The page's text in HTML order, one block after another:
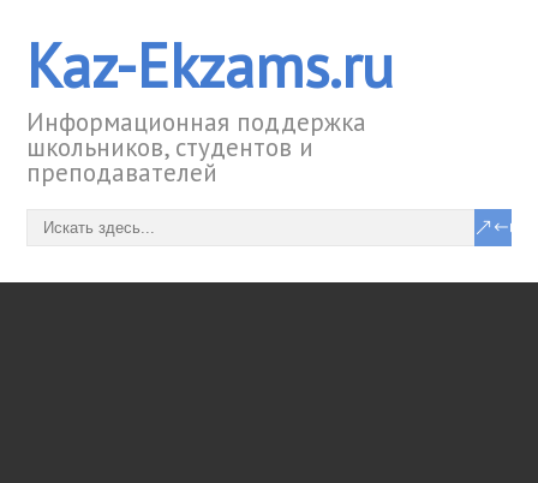
Kaz-Ekzams.ru
Информационная поддержка
школьников, студентов и
преподавателей